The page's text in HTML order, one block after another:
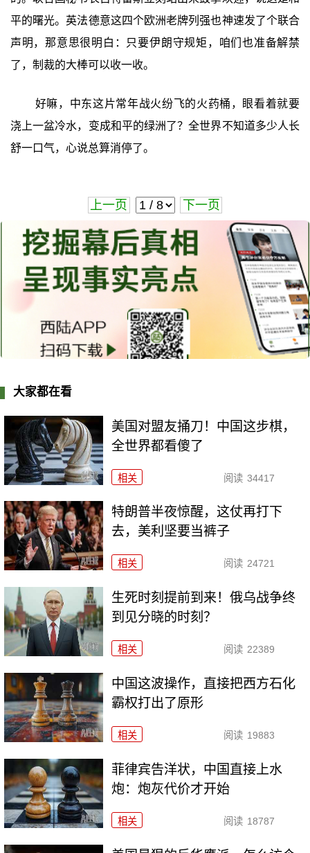
平的曙光。英法德意这四个欧洲老牌列强也神速发了个联合
声明，那意思很明白：只要伊朗守规矩，咱们也准备解禁
了，制裁的大棒可以收一收。
好嘛，中东这片常年战火纷飞的火药桶，眼看着就要
浇上一盆冷水，变成和平的绿洲了？全世界不知道多少人长
舒一口气，心说总算消停了。
上一页 下一页
大家都在看
美国对盟友捅刀！中国这步棋，
全世界都看傻了
相关 阅读 34417
特朗普半夜惊醒，这仗再打下
去，美利坚要当裤子
相关 阅读 24721
生死时刻提前到来！俄乌战争终
到见分晓的时刻？
相关 阅读 22389
中国这波操作，直接把西方石化
霸权打出了原形
相关 阅读 19883
菲律宾告洋状，中国直接上水
炮：炮灰代价才开始
相关 阅读 18787